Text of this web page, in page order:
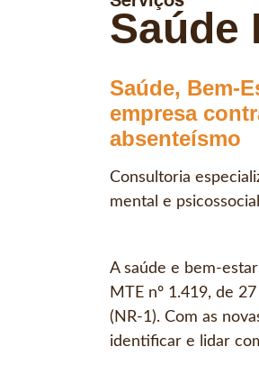
Saúde
Saúde, Bem-
empresa
absenteísmo
Consultoria
mental e
A saúde e bem-
MTE nº 1.419, de
(NR-1). Com as
identificar e lidar